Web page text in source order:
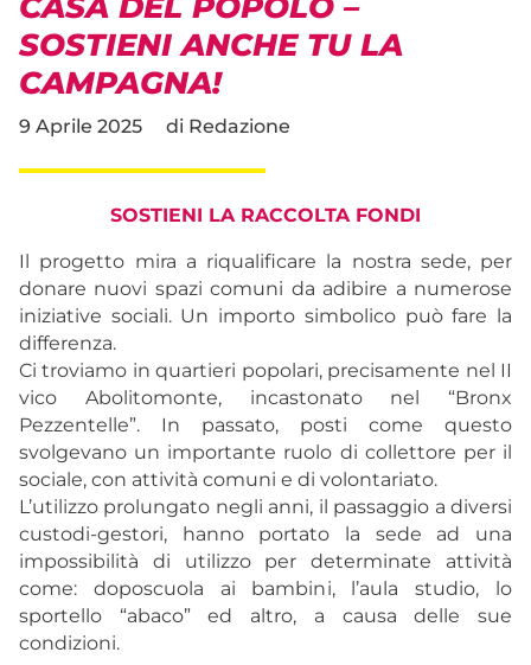
SOSTIENI ANCHE TU LA
CAMPAGNA!
9 Aprile 2025 di Redazione
SOSTIENI LA RACCOLTA FONDI
Il progetto mira a riqualificare la nostra sede, per
donare nuovi spazi comuni da adibire a numerose
iniziative sociali. Un importo simbolico può fare la
differenza.
Ci troviamo in quartieri popolari, precisamente nel II
vico Abolitomonte, incastonato nel “Bronx
Pezzentelle”. In passato, posti come questo
svolgevano un importante ruolo di collettore per il
sociale, con attività comuni e di volontariato.
L’utilizzo prolungato negli anni, il passaggio a diversi
custodi-gestori, hanno portato la sede ad una
impossibilità di utilizzo per determinate attività
come: doposcuola ai bambini, l’aula studio, lo
sportello “abaco” ed altro, a causa delle sue
condizioni.